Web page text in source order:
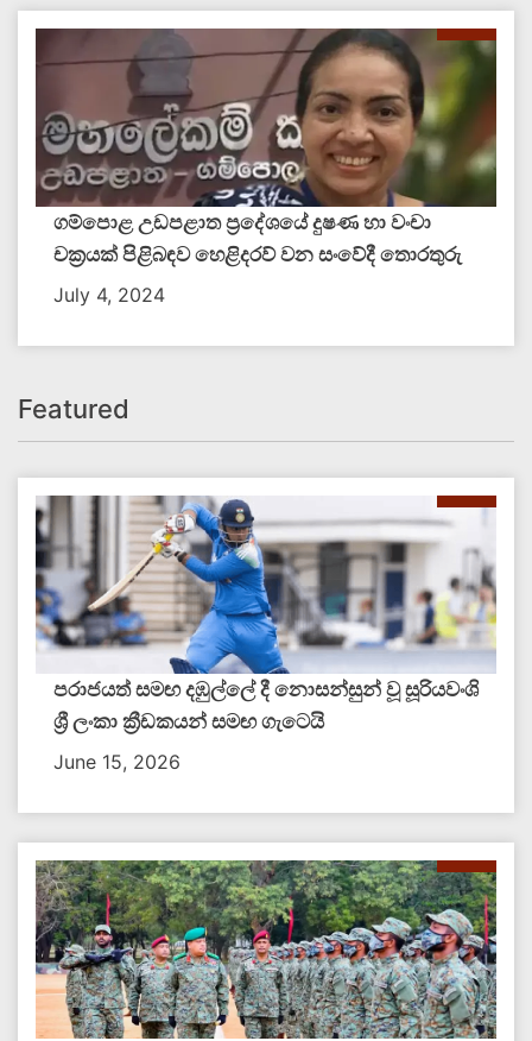
ගම්පොළ උඩපළාත ප්‍රදේශයේ දුෂණ හා වංචා
චක්‍රයක් පිළිබඳව​ හෙළිදරව් වන සංවේදී තොරතුරු
July 4, 2024
Featured
පරාජයත් සමඟ දඹුල්ලේ දී නොසන්සුන් වූ සූරියවංශි
ශ්‍රී ලංකා ක්‍රීඩකයන් සමඟ ගැටෙයි
June 15, 2026